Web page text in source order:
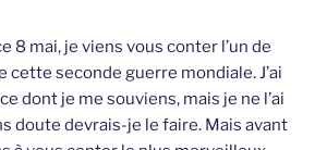
8 mai, je viens vous conter l’un de
cette seconde guerre mondiale. J’ai
dont je me souviens, mais je ne l’ai
doute devrais-je le faire. Mais avant